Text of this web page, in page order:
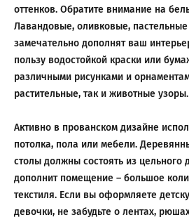
оттенков. Обратите внимание на
Лавандовые, оливковые,
замечательно дополнят ваш
пользу водостойкой краски или
различными рисунками и
растительные, так и животные узоры.
Активно в прованском дизайне
потолка, пола или мебели.
столы должны состоять из цельного
дополнит помещение – большое
текстиля. Если вы оформляете
девочки, не забудьте о лентах,